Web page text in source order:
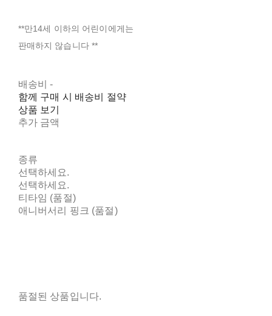
**만14세 이하의 어린이에게는
판매하지 않습니다 **
배송비-
함께 구매 시 배송비 절약
상품 보기
추가 금액
종류
선택하세요.
선택하세요.
티타임 (품절)
애니버서리 핑크 (품절)
품절된 상품입니다.